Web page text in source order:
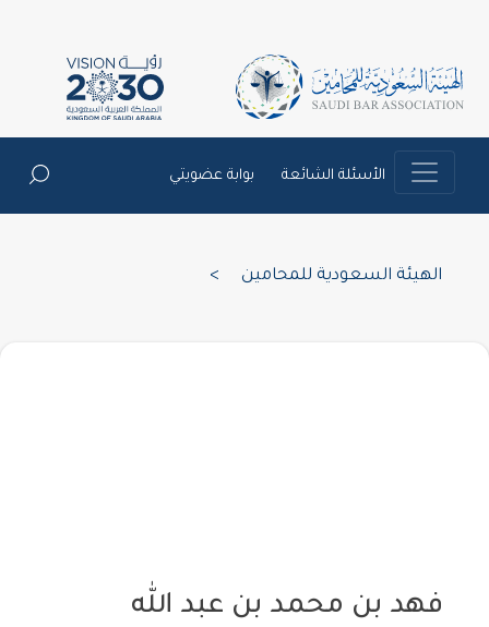
الأسئلة الشائعة بوابة عضويتي
الهيئة السعودية للمحامين
فهد بن محمد بن عبد الله